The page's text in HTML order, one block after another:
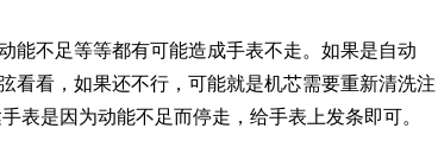
能不足等等都有可能造成手表不走。如果是自动
看看，如果还不行，可能就是机芯需要重新清洗注
表是因为动能不足而停走，给手表上发条即可。